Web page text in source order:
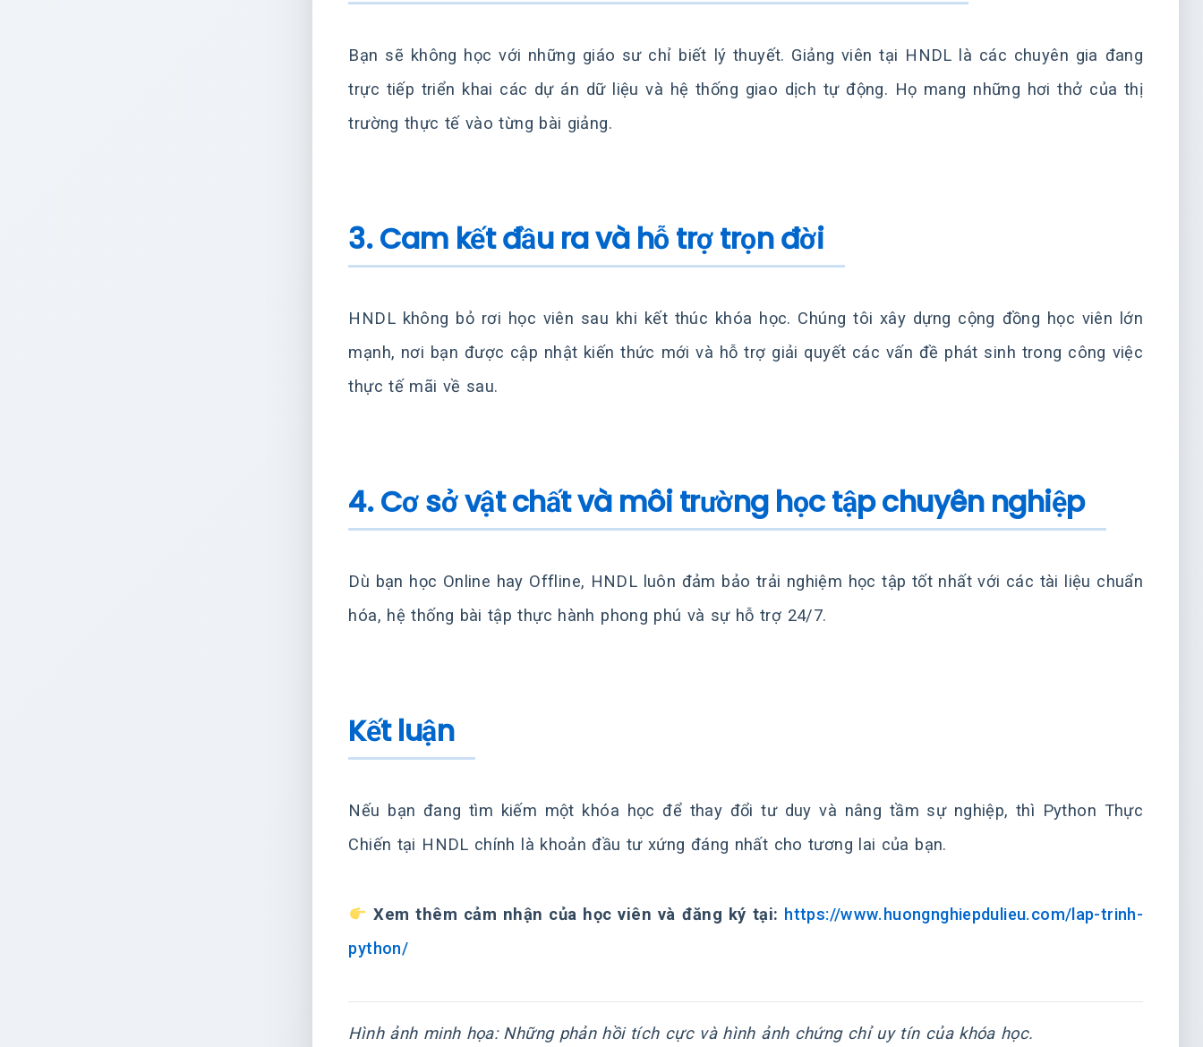
Bạn sẽ không học với những giáo sư chỉ biết lý thuyết. Giảng viên tại HNDL là các chuyên gia đang
trực tiếp triển khai các dự án dữ liệu và hệ thống giao dịch tự động. Họ mang những hơi thở của thị
trường thực tế vào từng bài giảng.
3. Cam kết đầu ra và hỗ trợ trọn đời
HNDL không bỏ rơi học viên sau khi kết thúc khóa học. Chúng tôi xây dựng cộng đồng học viên lớn
mạnh, nơi bạn được cập nhật kiến thức mới và hỗ trợ giải quyết các vấn đề phát sinh trong công việc
thực tế mãi về sau.
4. Cơ sở vật chất và môi trường học tập chuyên nghiệp
Dù bạn học Online hay Offline, HNDL luôn đảm bảo trải nghiệm học tập tốt nhất với các tài liệu chuẩn
hóa, hệ thống bài tập thực hành phong phú và sự hỗ trợ 24/7.
Kết luận
Nếu bạn đang tìm kiếm một khóa học để thay đổi tư duy và nâng tầm sự nghiệp, thì Python Thực
Chiến tại HNDL chính là khoản đầu tư xứng đáng nhất cho tương lai của bạn.
Xem thêm cảm nhận của học viên và đăng ký tại: https://www.huongnghiepdulieu.com/lap-trinh-
python/
Hình ảnh minh họa: Những phản hồi tích cực và hình ảnh chứng chỉ uy tín của khóa học.